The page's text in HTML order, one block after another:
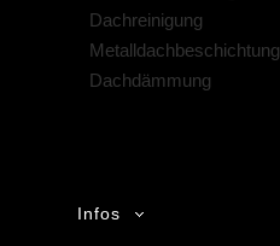
Dachreinigung
Metalldachbeschichtung
Dachdämmung
Infos